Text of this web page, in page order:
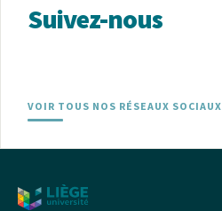
Suivez-nous
VOIR TOUS NOS RÉSEAUX SOCIAUX